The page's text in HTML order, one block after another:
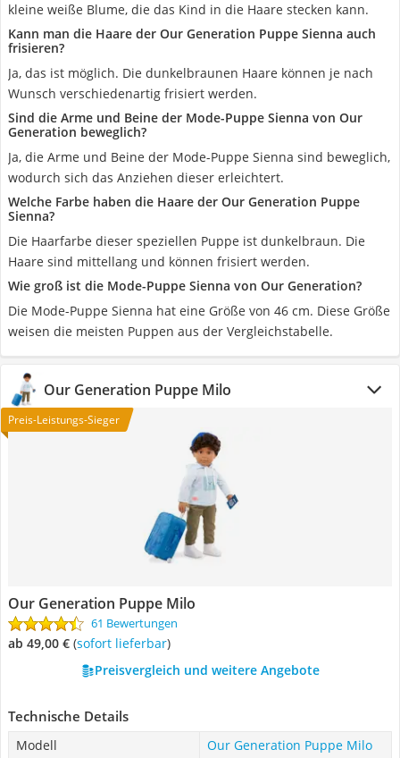
kleine weiße Blume, die das Kind in die Haare stecken kann.
Kann man die Haare der Our Generation Puppe Sienna auch
frisieren?
Ja, das ist möglich. Die dunkelbraunen Haare können je nach
Wunsch verschiedenartig frisiert werden.
Sind die Arme und Beine der Mode-Puppe Sienna von Our
Generation beweglich?
Ja, die Arme und Beine der Mode-Puppe Sienna sind beweglich,
wodurch sich das Anziehen dieser erleichtert.
Welche Farbe haben die Haare der Our Generation Puppe
Sienna?
Die Haarfarbe dieser speziellen Puppe ist dunkelbraun. Die
Haare sind mittellang und können frisiert werden.
Wie groß ist die Mode-Puppe Sienna von Our Generation?
Die Mode-Puppe Sienna hat eine Größe von 46 cm. Diese Größe
weisen die meisten Puppen aus der Vergleichstabelle.
Our Generation Puppe Milo
Preis-Leistungs-Sieger
Our Generation Puppe Milo
61 Bewertungen
ab 49,00 € ( Sofort lieferbar)
Preisvergleich und weitere Angebote
Technische Details
Modell
Our Generation Puppe Milo